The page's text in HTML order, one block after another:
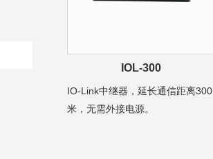
IOL-300
IO-Link中继器，延长通信距离300
米，无需外接电源。